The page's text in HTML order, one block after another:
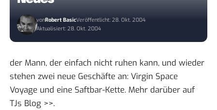
vonRobert BasicVeröffentlicht: 28. Okt. 2004
Aktualisiert: 28. Okt. 2004
der Mann, der einfach nicht ruhen kann, und wieder
stehen zwei neue Geschäfte an: Virgin Space
Voyage und eine Saftbar-Kette. Mehr darüber auf
TJs Blog >>.